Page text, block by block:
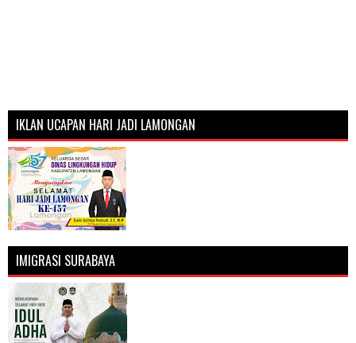
IKLAN UCAPAN HARI JADI LAMONGAN
IMIGRASI SURABAYA